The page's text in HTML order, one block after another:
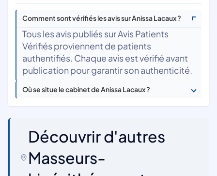
Comment sont vérifiés les avis sur Anissa Lacaux ?
Tous les avis publiés sur Avis Patients
Vérifiés proviennent de patients
authentifiés. Chaque avis est vérifié avant
publication pour garantir son authenticité.
Où se situe le cabinet de Anissa Lacaux ?
Découvrir d'autres
Masseurs-